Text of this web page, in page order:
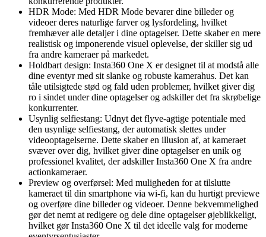
HDR Mode: Med HDR Mode bevarer dine billeder og
videoer deres naturlige farver og lysfordeling, hvilket
fremhæver alle detaljer i dine optagelser. Dette skaber en mere
realistisk og imponerende visuel oplevelse, der skiller sig ud
fra andre kameraer på markedet.
Holdbart design: Insta360 One X er designet til at modstå alle
dine eventyr med sit slanke og robuste kamerahus. Det kan
tåle utilsigtede stød og fald uden problemer, hvilket giver dig
ro i sindet under dine optagelser og adskiller det fra skrøbelige
konkurrenter.
Usynlig selfiestang: Udnyt det flyve-agtige potentiale med
den usynlige selfiestang, der automatisk slettes under
videooptagelserne. Dette skaber en illusion af, at kameraet
svæver over dig, hvilket giver dine optagelser en unik og
professionel kvalitet, der adskiller Insta360 One X fra andre
actionkameraer.
Preview og overførsel: Med muligheden for at tilslutte
kameraet til din smartphone via wi-fi, kan du hurtigt previewe
og overføre dine billeder og videoer. Denne bekvemmelighed
gør det nemt at redigere og dele dine optagelser øjeblikkeligt,
hvilket gør Insta360 One X til det ideelle valg for moderne